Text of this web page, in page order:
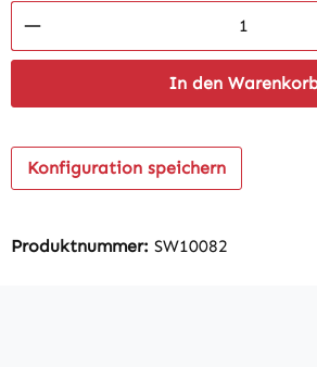
Produkt Anzahl: Gib den
In den
Konfiguration speichern
Produktnummer: SW10082